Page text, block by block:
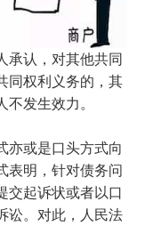
承认，对其他共同
同权利义务的，其
发生效力。
亦或是口头方式向
表明，针对债务问
交起诉状或者以口
讼。对此，人民法